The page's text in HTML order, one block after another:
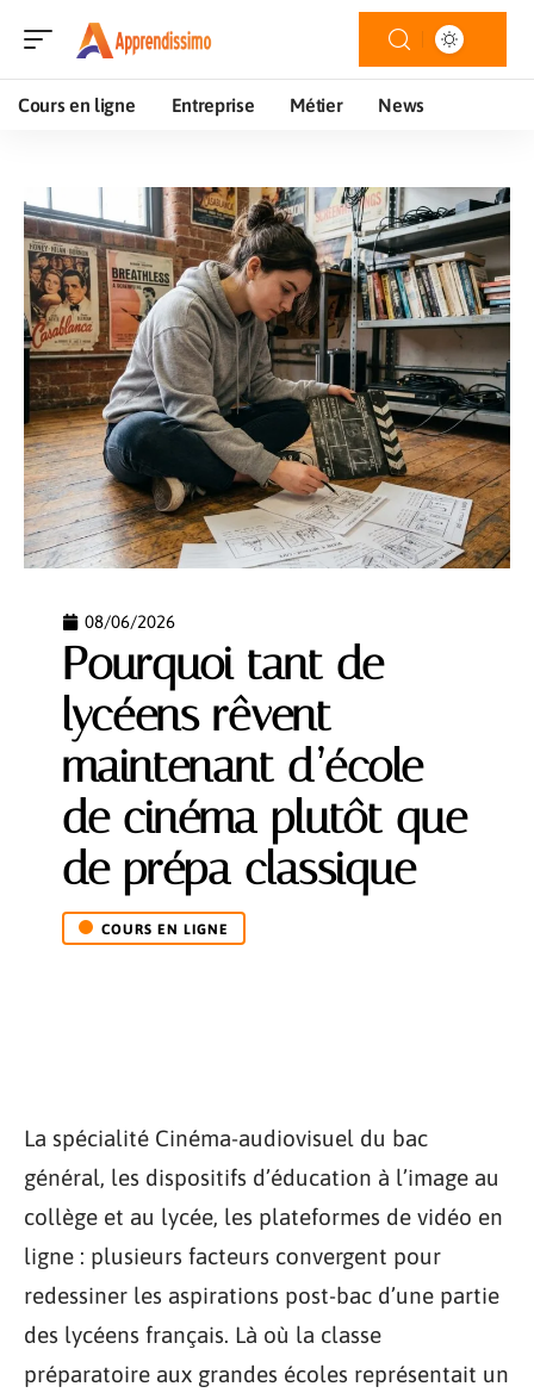
Cours en ligne Entreprise Métier News
08/06/2026
Pourquoi tant de
lycéens rêvent
maintenant d’école
de cinéma plutôt que
de prépa classique
COURS EN LIGNE
La spécialité Cinéma-audiovisuel du bac
général, les dispositifs d’éducation à l’image au
collège et au lycée, les plateformes de vidéo en
ligne : plusieurs facteurs convergent pour
redessiner les aspirations post-bac d’une partie
des lycéens français. Là où la classe
préparatoire aux grandes écoles représentait un